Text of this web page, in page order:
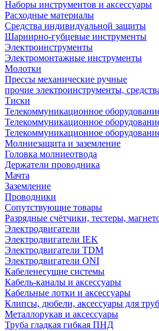
Наборы инструментов и аксессуары
Расходные материалы
Средства индивидуальной защиты
Шарнирно-губцевые инструменты
Электроинструменты
Электромонтажные инструменты
Молотки
Прессы механические ручные
прочие электроинструменты,
Тиски
Телекоммуникационное
Телекоммуникационное
Телекоммуникационное
Молниезащита и заземление
Головка молниеотвода
Держатели проводника
Мачта
Заземление
Проводники
Сопутствующие товары
Разрядные счётчики, тестеры,
Электродвигатели
Электродвигатели IEK
Электродвигатели TDM
Электродвигатели ONI
Кабеленесущие системы
Кабель-каналы и аксессуары
Кабельные лотки и аксессуары
Клипсы, дюбели, аксессуары для труб
Металлорукав и аксессуары
Труба гладкая гибкая ПНД